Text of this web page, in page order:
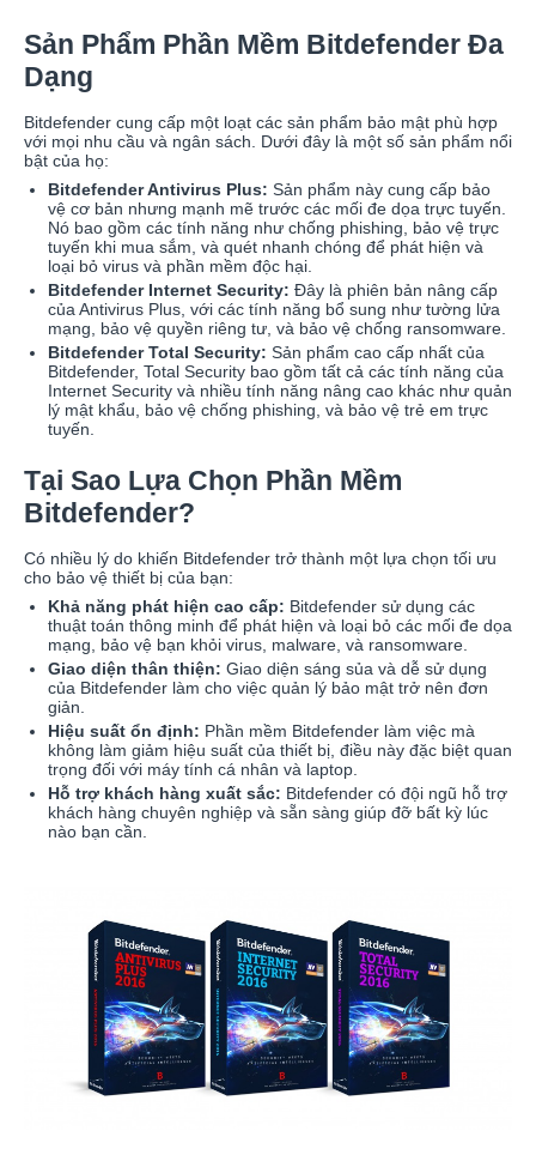
Sản Phẩm Phần Mềm Bitdefender Đa
Dạng
Bitdefender cung cấp một loạt các sản phẩm bảo mật phù hợp
với mọi nhu cầu và ngân sách. Dưới đây là một số sản phẩm nổi
bật của họ:
Bitdefender Antivirus Plus: Sản phẩm này cung cấp bảo
vệ cơ bản nhưng mạnh mẽ trước các mối đe dọa trực tuyến.
Nó bao gồm các tính năng như chống phishing, bảo vệ trực
tuyến khi mua sắm, và quét nhanh chóng để phát hiện và
loại bỏ virus và phần mềm độc hại.
Bitdefender Internet Security: Đây là phiên bản nâng cấp
của Antivirus Plus, với các tính năng bổ sung như tường lửa
mạng, bảo vệ quyền riêng tư, và bảo vệ chống ransomware.
Bitdefender Total Security: Sản phẩm cao cấp nhất của
Bitdefender, Total Security bao gồm tất cả các tính năng của
Internet Security và nhiều tính năng nâng cao khác như quản
lý mật khẩu, bảo vệ chống phishing, và bảo vệ trẻ em trực
tuyến.
Tại Sao Lựa Chọn Phần Mềm
Bitdefender?
Có nhiều lý do khiến Bitdefender trở thành một lựa chọn tối ưu
cho bảo vệ thiết bị của bạn:
Khả năng phát hiện cao cấp: Bitdefender sử dụng các
thuật toán thông minh để phát hiện và loại bỏ các mối đe dọa
mạng, bảo vệ bạn khỏi virus, malware, và ransomware.
Giao diện thân thiện: Giao diện sáng sủa và dễ sử dụng
của Bitdefender làm cho việc quản lý bảo mật trở nên đơn
giản.
Hiệu suất ổn định: Phần mềm Bitdefender làm việc mà
không làm giảm hiệu suất của thiết bị, điều này đặc biệt quan
trọng đối với máy tính cá nhân và laptop.
Hỗ trợ khách hàng xuất sắc: Bitdefender có đội ngũ hỗ trợ
khách hàng chuyên nghiệp và sẵn sàng giúp đỡ bất kỳ lúc
nào bạn cần.